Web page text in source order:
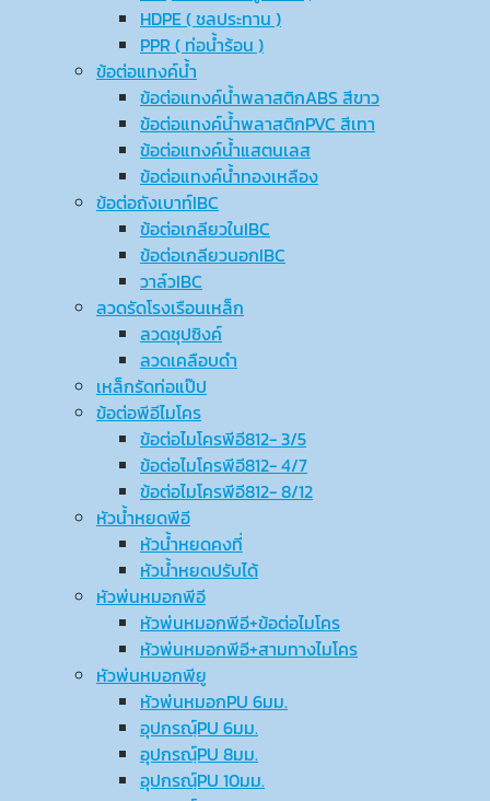
HDPE ( ชลประทาน )
PPR ( ท่อน้ำร้อน )
ข้อต่อแทงค์น้ำ
ข้อต่อแทงค์น้ำพลาสติกABS สีขาว
ข้อต่อแทงค์น้ำพลาสติกPVC สีเทา
ข้อต่อแทงค์น้ำแสตนเลส
ข้อต่อแทงค์น้ำทองเหลือง
ข้อต่อถังเบาท์IBC
ข้อต่อเกลียวในIBC
ข้อต่อเกลียวนอกIBC
วาล์วIBC
ลวดรัดโรงเรือนเหล็ก
ลวดชุปซิงค์
ลวดเคลือบดำ
เหล็กรัดท่อแป๊ป
ข้อต่อพีอีไมโคร
ข้อต่อไมโครพีอี812- 3/5
ข้อต่อไมโครพีอี812- 4/7
ข้อต่อไมโครพีอี812- 8/12
หัวน้ำหยดพีอี
หัวน้ำหยดคงที่
หัวน้ำหยดปรับได้
หัวพ่นหมอกพีอี
หัวพ่นหมอกพีอี+ข้อต่อไมโคร
หัวพ่นหมอกพีอี+สามทางไมโคร
หัวพ่นหมอกพียู
หัวพ่นหมอกPU 6มม.
อุปกรณ์ฺPU 6มม.
อุปกรณ์ฺPU 8มม.
อุปกรณ์ฺPU 10มม.